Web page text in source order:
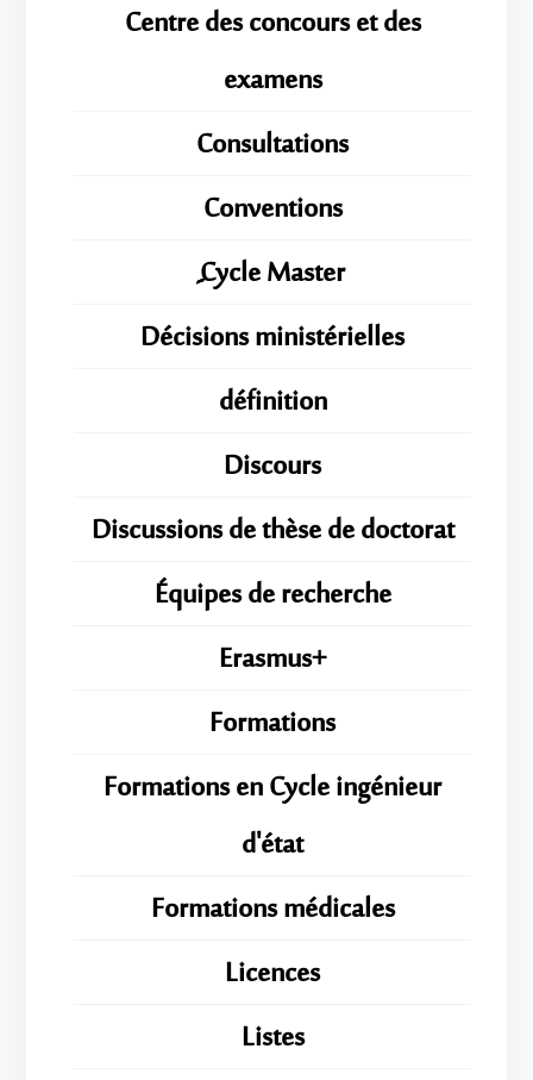
Centre des concours et des
examens
Consultations
Conventions
ِِِCycle Master
Décisions ministérielles
définition
Discours
Discussions de thèse de doctorat
Équipes de recherche
Erasmus+
Formations
Formations en Cycle ingénieur
d'état
Formations médicales
Licences
Listes